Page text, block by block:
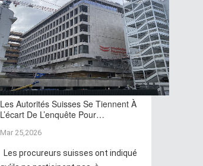
Les Autorités Suisses Se Tiennent À
L’écart De L’enquête Pour…
Mar 25,2026
Les procureurs suisses ont indiqué